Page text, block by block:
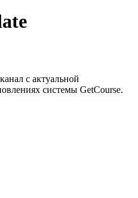
с актуальной
системы GetCourse.